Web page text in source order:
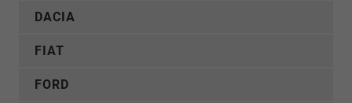
DACIA
FIAT
FORD